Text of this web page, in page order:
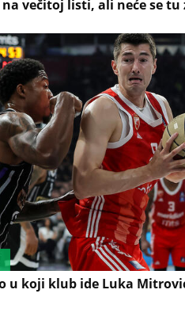
večitoj listi, ali neće se tu
u koji klub ide Luka